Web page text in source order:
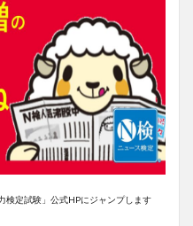
検定試験」公式HPにジャンプします